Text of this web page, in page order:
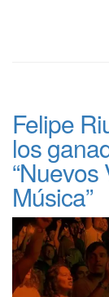
Felipe
los
Música”